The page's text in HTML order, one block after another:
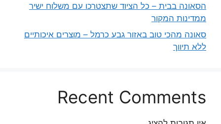
הסאונה בבית – כל הציוד שתצטרכו עם משלוח ישיר
ממדינות המקור
סאונה מהכי טוב באזור גבע כרמל – מוצרים איכותיים
ללא תיווך
Recent Comments